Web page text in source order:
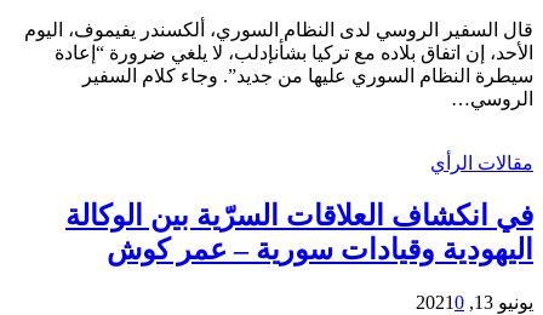
قال السفير الروسي لدى النظام السوري، ألكسندر يفيموف، اليوم
الأحد، إن اتفاق بلاده مع تركيا بشأنإدلب، لا يلغي ضرورة “إعادة
سيطرة النظام السوري عليها من جديد”. وجاء كلام السفير
الروسي…
مقالات الرأي
في انكشاف العلاقات السرّية بين الوكالة
اليهودية وقيادات سورية – عمر كوش
يونيو 13, 2021 0